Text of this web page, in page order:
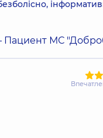
Пациент МС